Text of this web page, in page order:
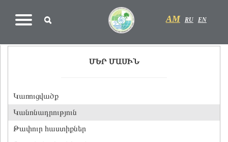
AM RU EN
ՄԵՐ ՄԱՍԻՆ
Կառուցվածք
Կանոնադրություն
Թափուր հաստիքներ